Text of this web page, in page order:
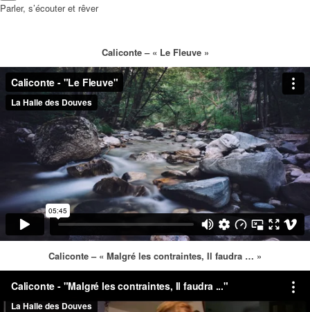
Parler, s’écouter et rêver
Caliconte – « Le Fleuve »
Caliconte – « Malgré les contraintes, Il faudra … »